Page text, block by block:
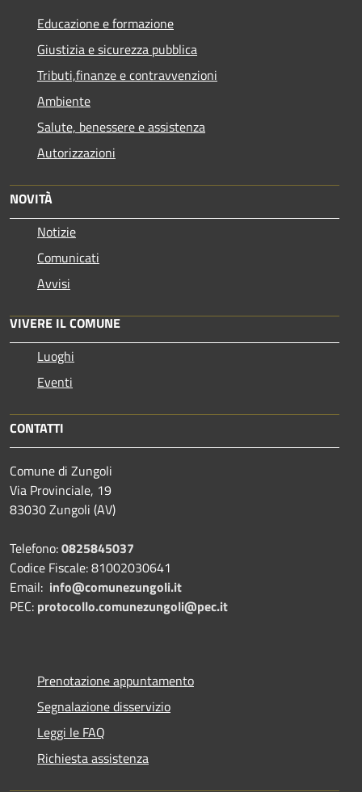
Educazione e formazione
Giustizia e sicurezza pubblica
Tributi,finanze e contravvenzioni
Ambiente
Salute, benessere e assistenza
Autorizzazioni
NOVITÀ
Notizie
Comunicati
Avvisi
VIVERE IL COMUNE
Luoghi
Eventi
CONTATTI
Comune di Zungoli
Via Provinciale, 19
83030 Zungoli (AV)
Telefono:0825845037
Codice Fiscale: 81002030641
Email: info@comunezungoli.it
PEC: protocollo.comunezungoli@pec.it
Prenotazione appuntamento
Segnalazione disservizio
Leggi le FAQ
Richiesta assistenza